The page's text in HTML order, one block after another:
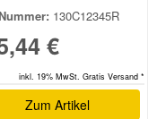
130C12345R
€
inkl. 19% MwSt. Gratis Versand *
Zum Artikel